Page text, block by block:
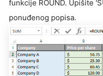
funkcije ROUND. Upišite
ponuđenog popisa.